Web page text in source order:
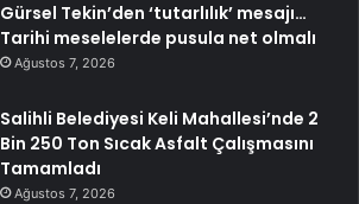
Gürsel Tekin’den ‘tutarlılık’ mesajı…
Tarihi meselelerde pusula net olmalı
Ağustos 7, 2026
Salihli Belediyesi Keli Mahallesi’nde 2
Bin 250 Ton Sıcak Asfalt Çalışmasını
Tamamladı
Ağustos 7, 2026